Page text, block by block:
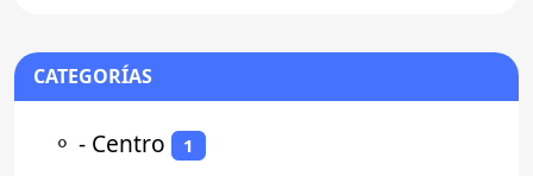
CATEGORÍAS
⚬ - Centro 1